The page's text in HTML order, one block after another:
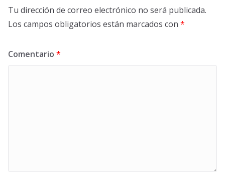
Tu dirección de correo electrónico no será publicada.
Los campos obligatorios están marcados con *
Comentario *